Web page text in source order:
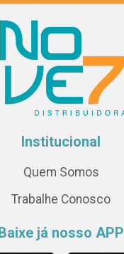
Institucional
Quem Somos
Trabalhe Conosco
Baixe já nosso APP